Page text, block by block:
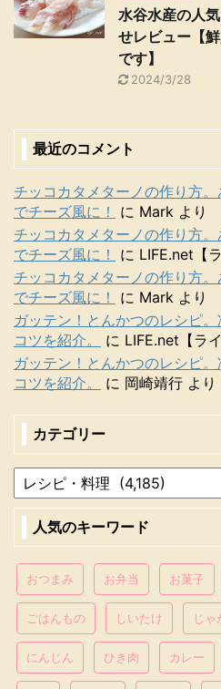
水谷水産の人
せレビュー【
です】
2024/3/28
最近のコメント
チッコカタメターノの作り方
でチーズ風に！
に Mark より
チッコカタメターノの作り方
でチーズ風に！
に LIFE.net【
チッコカタメターノの作り方
でチーズ風に！
に Mark より
ガッテン！とんかつのレシピ
コツを紹介。
に LIFE.net【ラ
ガッテン！とんかつのレシピ
コツを紹介。
に 岡崎靖行 より
カテゴリー
人気のキーワード
おつまみ お弁当 お菓子
ごはんもの しいたけ じゃ
にんじん ひき肉 カレー